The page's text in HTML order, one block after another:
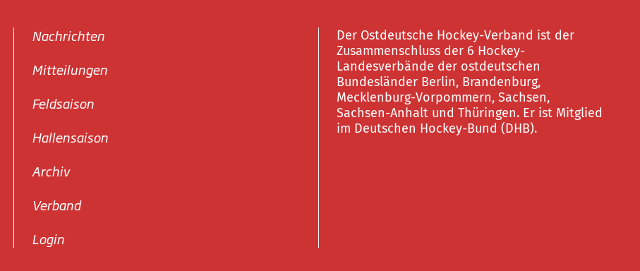
Nachrichten
Mitteilungen
Feldsaison
Hallensaison
Archiv
Verband
Login
Der Ostdeutsche Hockey-Verband ist der
Zusammenschluss der 6 Hockey-
Landesverbände der ostdeutschen
Bundesländer Berlin, Brandenburg,
Mecklenburg-Vorpommern, Sachsen,
Sachsen-Anhalt und Thüringen. Er ist Mitglied
im Deutschen Hockey-Bund (DHB).